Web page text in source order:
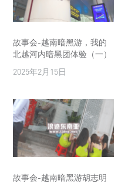
故事会-越南暗黑游，我的
北越河内暗黑团体验（一）
2025年2月15日
故事会-越南暗黑游胡志明